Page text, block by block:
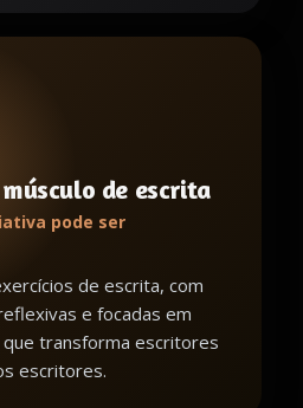
de escrita
pode ser
de escrita, com
e focadas em
transforma escritores
escritores.